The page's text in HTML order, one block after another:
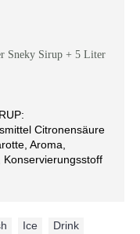
Sneky Sirup + 5 Liter
Citronensäure
Aroma,
Ice Drink